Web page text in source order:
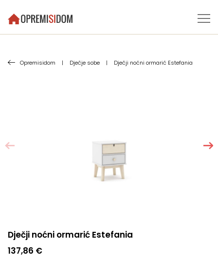
Opremisidom | Dječje sobe | Dječji noćni ormarić Estefania
Dječji noćni ormarić Estefania
137,86 €